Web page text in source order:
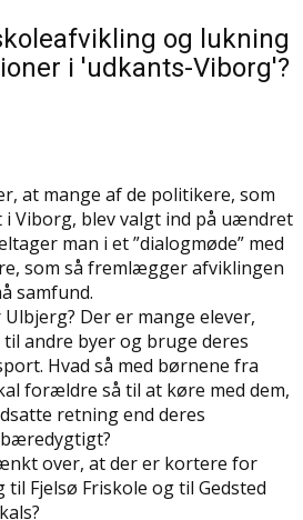
og lukning
i 'udkants-Viborg'?
at mange af de politikere, som
i Viborg, blev valgt ind på uændret
man i et ”dialogmøde” med
som så fremlægger afviklingen
samfund.
Der er mange elever,
andre byer og bruge deres
Hvad så med børnene fra
forældre så til at køre med dem,
retning end deres
over, at der er kortere for
Fjelsø Friskole og til Gedsted